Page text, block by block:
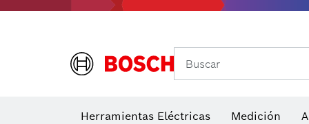
Buscar
Herramientas Eléctricas Medición